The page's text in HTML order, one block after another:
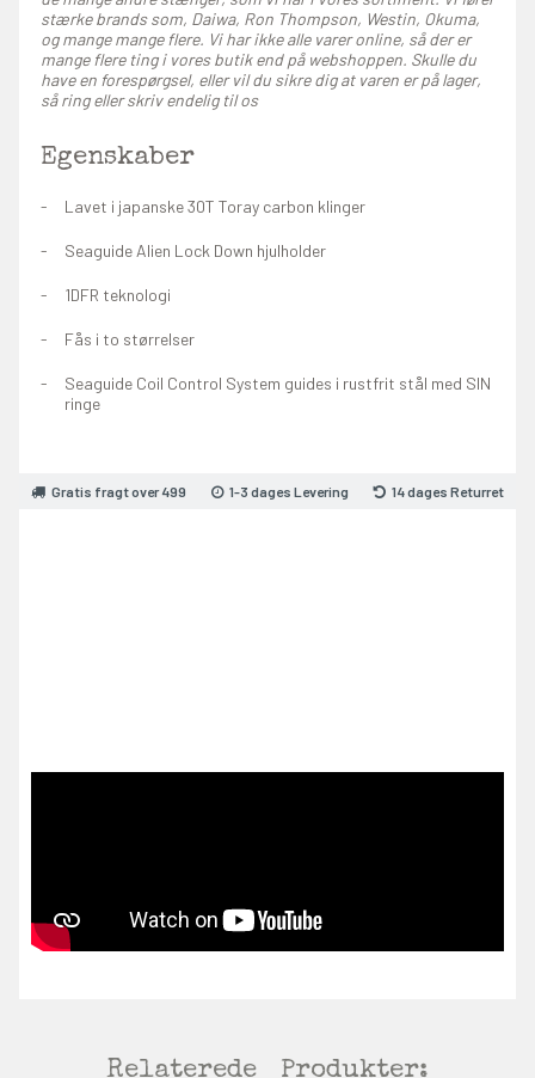
stærke brands som, Daiwa, Ron Thompson, Westin, Okuma,
og mange mange flere. Vi har ikke alle varer online, så der er
mange flere ting i vores butik end på webshoppen. Skulle du
have en forespørgsel, eller vil du sikre dig at varen er på lager,
så ring eller skriv endelig til os
Egenskaber
Lavet i japanske 30T Toray carbon klinger
Seaguide Alien Lock Down hjulholder
1DFR teknologi
Fås i to størrelser
Seaguide Coil Control System guides i rustfrit stål med SIN
ringe
Gratis fragt over 499 1-3 dages Levering 14 dages Returret
Relaterede Produkter: